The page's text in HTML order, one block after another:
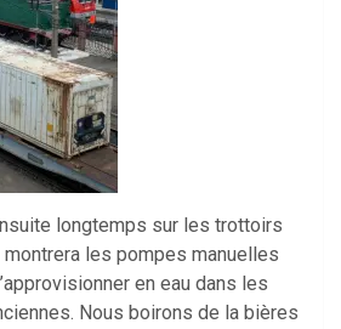
longtemps sur les trottoirs
montrera les pompes manuelles
en eau dans les
Nous boirons de la bières